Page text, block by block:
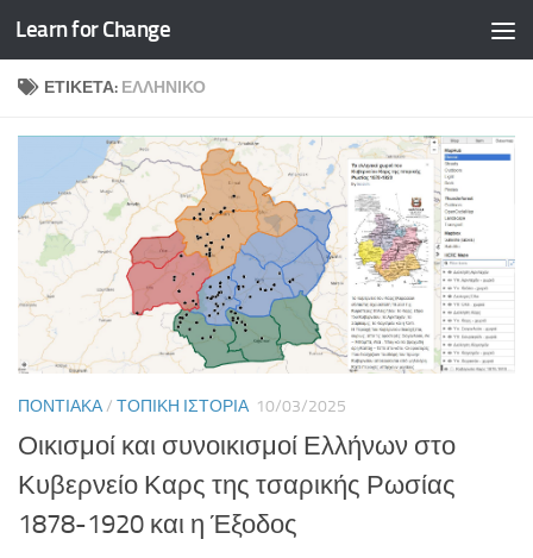
Skip to content
Learn for Change
ΕΤΙΚΈΤΑ: ΕΛΛΗΝΙΚΌ
ΠΟΝΤΙΑΚΆ/ ΤΟΠΙΚΉ ΙΣΤΟΡΊΑ 10/03/2025
Οικισμοί και συνοικισμοί Ελλήνων στο
Κυβερνείο Καρς της τσαρικής Ρωσίας
1878-1920 και η Έξοδος